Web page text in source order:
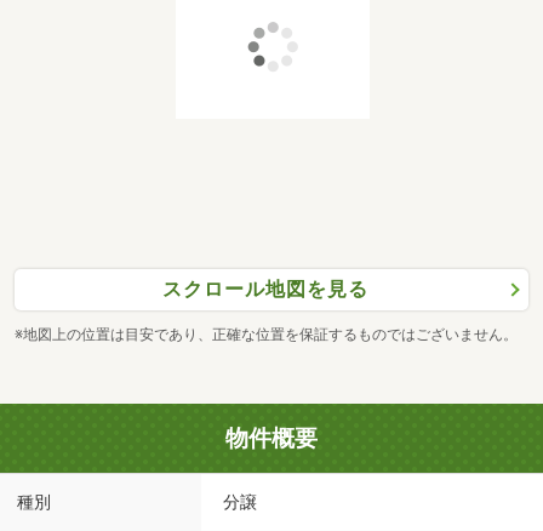
スクロール地図を見る
※地図上の位置は目安であり、正確な位置を保証するものではございません。
物件概要
種別 分譲